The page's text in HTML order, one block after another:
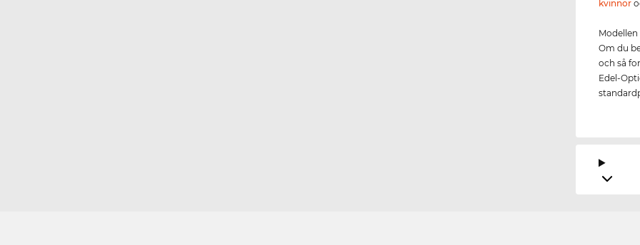
kvinnor
Om du
och så
Edel-